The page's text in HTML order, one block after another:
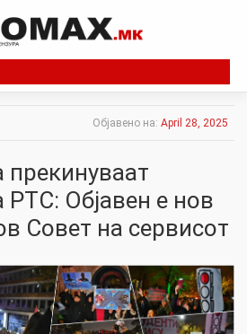
Објавено на: April 28, 2025
прекинуваат
РТС: Објавен е нов
Совет на сервисот